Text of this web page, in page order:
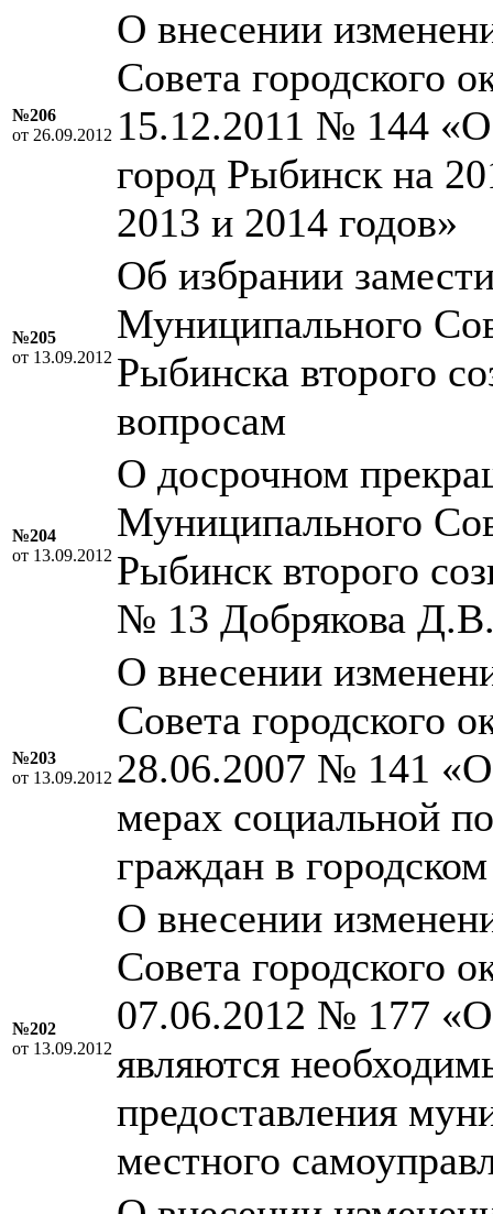
№206
от 26.09.2012
О внесении
Совета городского
15.12.2011 № 144 «О
город Рыбинск на
2013 и 2014 годов»
№205
от 13.09.2012
Об избрании
Муниципального
Рыбинска второго
вопросам
№204
от 13.09.2012
О досрочном
Муниципального
Рыбинск второго
№ 13 Добрякова
№203
от 13.09.2012
О внесении
Совета городского
28.06.2007 № 141
мерах социальной
граждан в
№202
от 13.09.2012
О внесении
Совета городского
07.06.2012 № 177 «О
являются
предоставления
местного